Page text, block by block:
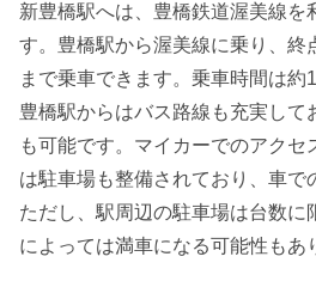
新豊橋駅へは、豊橋鉄道渥美線を
す。豊橋駅から渥美線に乗り、終
まで乗車できます。乗車時間は約
豊橋駅からはバス路線も充実して
も可能です。マイカーでのアクセ
は駐車場も整備されており、車で
ただし、駅周辺の駐車場は台数に
によっては満車になる可能性もあ